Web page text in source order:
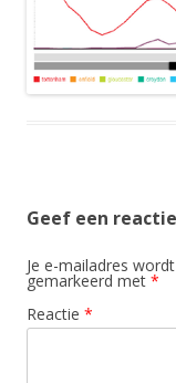
Geef een reactie
Je e-mailadres
gemarkeerd met *
Reactie *